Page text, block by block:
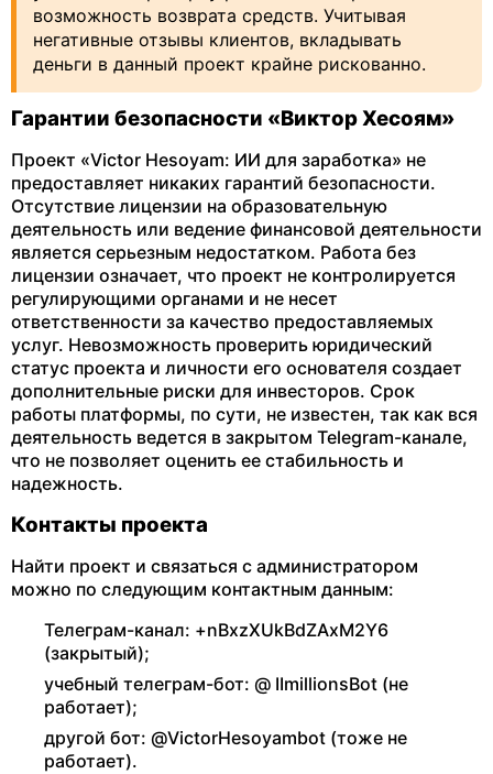
возможность возврата средств. Учитывая
негативные отзывы клиентов, вкладывать
деньги в данный проект крайне рискованно.
Гарантии безопасности «Виктор Хесоям»
Проект «Victor Hesoyam: ИИ для заработка» не
предоставляет никаких гарантий безопасности.
Отсутствие лицензии на образовательную
деятельность или ведение финансовой деятельности
является серьезным недостатком. Работа без
лицензии означает, что проект не контролируется
регулирующими органами и не несет
ответственности за качество предоставляемых
услуг. Невозможность проверить юридический
статус проекта и личности его основателя создает
дополнительные риски для инвесторов. Срок
работы платформы, по сути, не известен, так как вся
деятельность ведется в закрытом Telegram-канале,
что не позволяет оценить ее стабильность и
надежность.
Контакты проекта
Найти проект и связаться с администратором
можно по следующим контактным данным:
Телеграм-канал: +nBxzXUkBdZAxM2Y6
(закрытый);
учебный телеграм-бот: @ IImillionsBot (не
работает);
другой бот: @VictorHesoyambot (тоже не
работает).